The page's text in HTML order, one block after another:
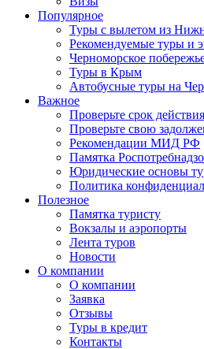
Популярное
Туры с вылетом из
Рекомендуемые туры и
Черноморское
Туры в Крым
Автобусные туры на
Важное
Проверьте срок
Проверьте свою
Рекомендации МИД РФ
Памятка
Юридические основы
Политика
Полезное
Памятка туристу
Вокзалы и аэропорты
Лента туров
Новости
О компании
О компании
Заявка
Отзывы
Туры в кредит
Контакты